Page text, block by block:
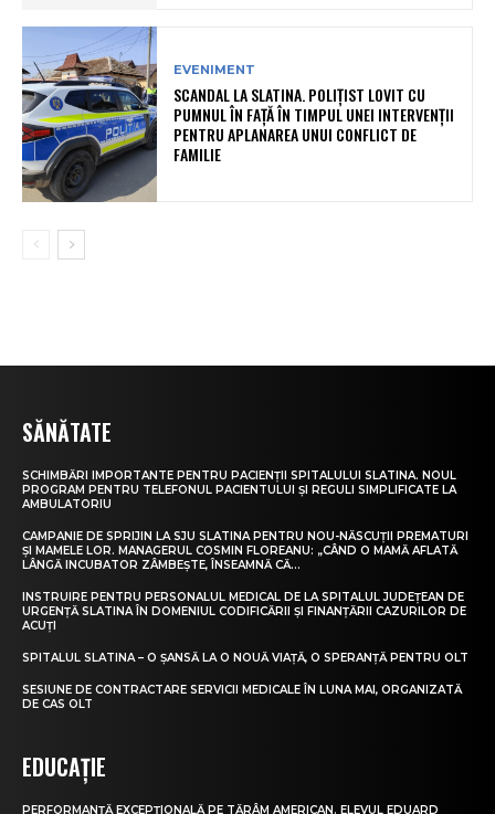
EVENIMENT
SCANDAL LA SLATINA. POLIȚIST LOVIT CU
PUMNUL ÎN FAȚĂ ÎN TIMPUL UNEI INTERVENȚII
PENTRU APLANAREA UNUI CONFLICT DE
FAMILIE
SĂNĂTATE
SCHIMBĂRI IMPORTANTE PENTRU PACIENȚII SPITALULUI SLATINA. NOUL
PROGRAM PENTRU TELEFONUL PACIENTULUI ȘI REGULI SIMPLIFICATE LA
AMBULATORIU
CAMPANIE DE SPRIJIN LA SJU SLATINA PENTRU NOU-NĂSCUȚII PREMATURI
ȘI MAMELE LOR. MANAGERUL COSMIN FLOREANU: „CÂND O MAMĂ AFLATĂ
LÂNGĂ INCUBATOR ZÂMBEȘTE, ÎNSEAMNĂ CĂ...
INSTRUIRE PENTRU PERSONALUL MEDICAL DE LA SPITALUL JUDEȚEAN DE
URGENȚĂ SLATINA ÎN DOMENIUL CODIFICĂRII ȘI FINANȚĂRII CAZURILOR DE
ACUȚI
SPITALUL SLATINA – O ȘANSĂ LA O NOUĂ VIAȚĂ, O SPERANȚĂ PENTRU OLT
SESIUNE DE CONTRACTARE SERVICII MEDICALE ÎN LUNA MAI, ORGANIZATĂ
DE CAS OLT
EDUCAȚIE
PERFORMANȚĂ EXCEPȚIONALĂ PE TĂRÂM AMERICAN. ELEVUL EDUARD